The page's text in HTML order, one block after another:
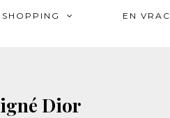
SHOPPING EN VRAC
Dior